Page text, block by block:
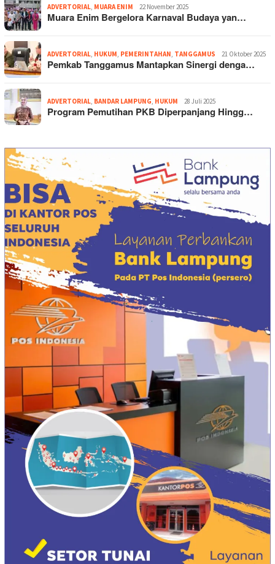
ADVERTORIAL MUARA ENIM 22 November 2025
Muara Enim Bergelora Karnaval Budaya yan…
ADVERTORIAL HUKUM PEMERINTAHAN TANGGAMUS 21 Oktober 2025
Pemkab Tanggamus Mantapkan Sinergi denga…
ADVERTORIAL BANDAR LAMPUNG HUKUM 28 Juli 2025
Program Pemutihan PKB Diperpanjang Hingg…